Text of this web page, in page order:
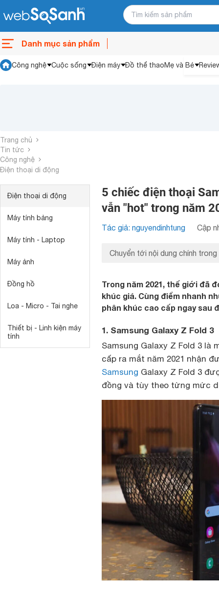
Danh mục sản phẩm
Công nghệ Cuộc sống Điện máy Đồ thể thaoMẹ và Bé
Trang chủ
Tin tức
Công nghệ
Điện thoại di động
Điện thoại di động
Máy tính bảng
Máy tính - Laptop
Máy ảnh
Đồng hồ
Loa - Micro - Tai nghe
Thiết bị - Linh kiện máy
tính
5 chiếc điện thoại
vẫn "hot" trong năm
Tác giả: nguyendinhtung Cập
Chuyển tới nội dung chính
Trong năm 2021, thế giới đã
khúc giá. Cùng điểm nhanh
phân khúc cao cấp ngay sau
1. Samsung Galaxy Z Fold 3
Samsung Galaxy Z Fold 3 là
cấp ra mắt năm 2021 nhận
Samsung Galaxy Z Fold 3
đồng và tùy theo từng mức